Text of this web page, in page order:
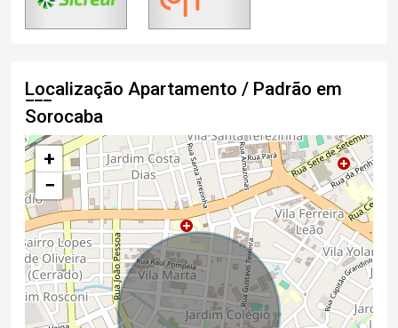
Localização Apartamento / Padrão em
Sorocaba
+
−